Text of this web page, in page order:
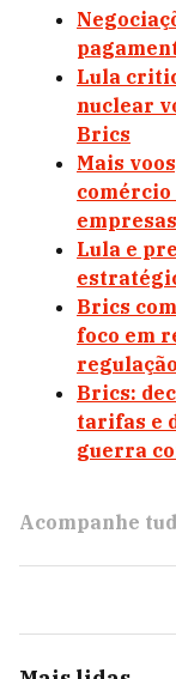
Lula
nuclear
Brics
Mais
comércio
Lula e
Brics
foco em
Brics:
tarifas e
guerra
Acompanhe